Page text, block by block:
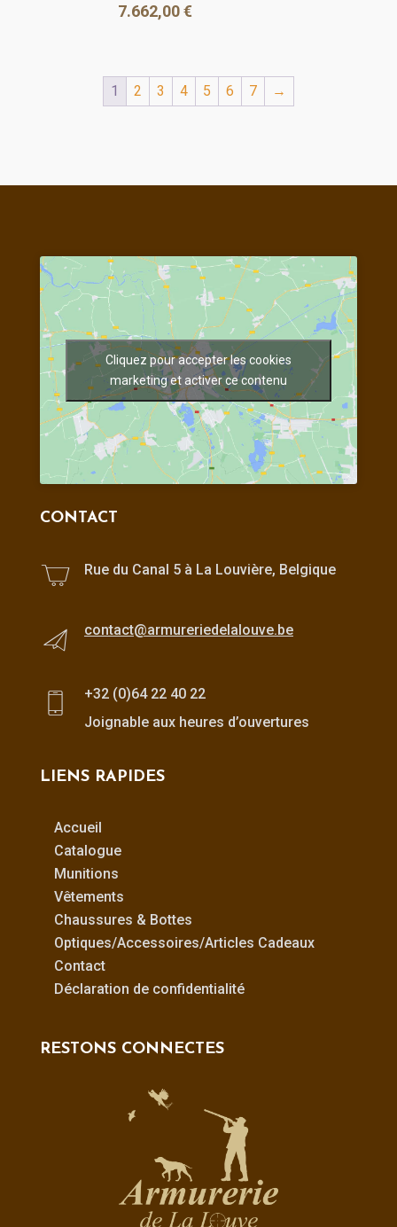
7.662,00€
1 2 3 4 5 6 7 →
Cliquez pour accepter les cookies
marketing et activer ce contenu
CONTACT
Rue du Canal 5 à La Louvière, Belgique
contact@armureriedelalouve.be
+32 (0)64 22 40 22
Joignable aux heures d’ouvertures
LIENS RAPIDES
Accueil
Catalogue
Munitions
Vêtements
Chaussures & Bottes
Optiques/Accessoires/Articles Cadeaux
Contact
Déclaration de confidentialité
RESTONS CONNECTES